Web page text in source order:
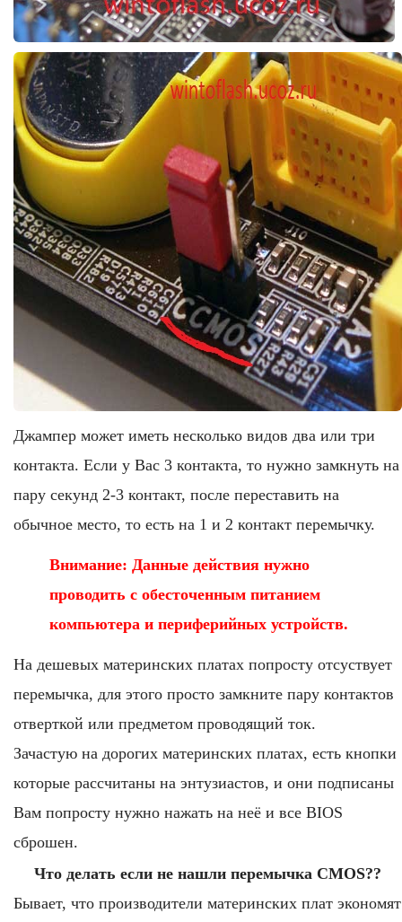
Джампер может иметь несколько видов два или три
контакта. Если у Вас 3 контакта, то нужно замкнуть на
пару секунд 2-3 контакт, после переставить на
обычное место, то есть на 1 и 2 контакт перемычку.
Внимание: Данные действия нужно
проводить с обесточенным питанием
компьютера и периферийных устройств.
На дешевых материнских платах попросту отсуствует
перемычка, для этого просто замкните пару контактов
отверткой или предметом проводящий ток.
Зачастую на дорогих материнских платах, есть кнопки
которые рассчитаны на энтузиастов, и они подписаны
Вам попросту нужно нажать на неё и все BIOS
сброшен.
Что делать если не нашли перемычка CMOS??
Бывает, что производители материнских плат экономят